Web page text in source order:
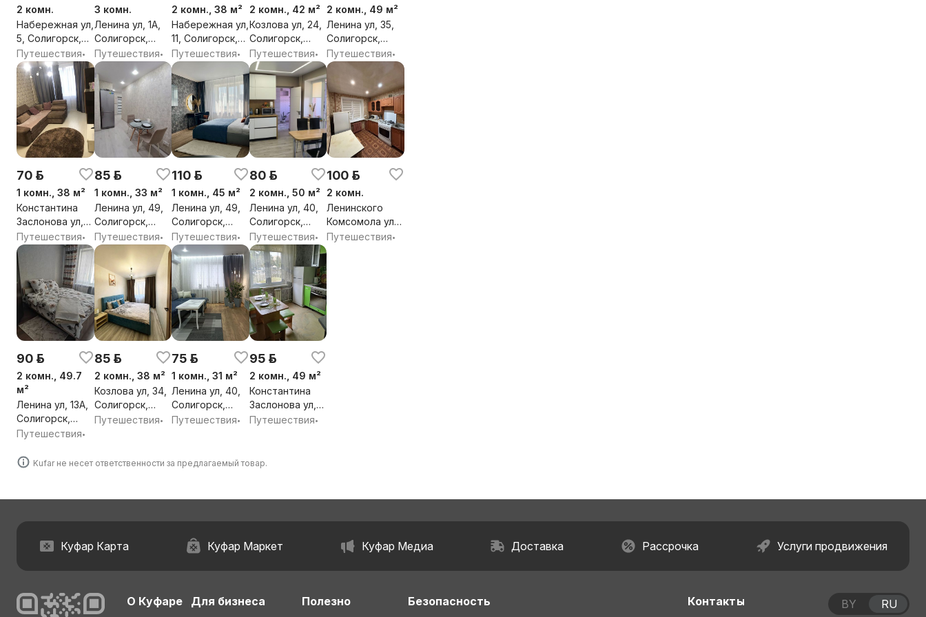
2 комн.
Набережная ул,
5, Солигорск,
Солигорский
район, Минская
обл.
Путешествия•
3 комн.
Ленина ул, 1А,
Солигорск,
Солигорский
район, Минская
обл.
Путешествия•
2 комн., 38 м²
Набережная ул,
11, Солигорск,
Солигорский
район, Минская
обл.
Путешествия•
2 комн., 42 м²
Козлова ул, 24,
Солигорск,
Солигорский
район, Минская
обл.
Путешествия•
2 комн., 49 м²
Ленина ул, 35,
Солигорск,
Солигорский
район, Минская
Путешествия•
70 р.
1 комн., 38 м²
Константина
Заслонова ул,
74, Солигорск,
Солигорский
район, Минская
обл.
Путешествия•
85 р.
1 комн., 33 м²
Ленина ул, 49,
Солигорск,
Солигорский
район, Минская
обл.
Путешествия•
110 р.
1 комн., 45 м²
Ленина ул, 49,
Солигорск,
Солигорский
район, Минская
обл.
Путешествия•
80 р.
2 комн., 50 м²
Ленина ул, 40,
Солигорск,
Солигорский
район, Минская
обл.
Путешествия•
100 р.
2 комн.
Ленинского
Комсомола ул,
30, Солигорск,
Путешествия•
90 р.
2 комн., 49.7
м²
Ленина ул, 13А,
Солигорск,
Солигорский
обл.
Путешествия•
85 р.
2 комн., 38 м²
Козлова ул, 34,
Солигорск,
Солигорский
Путешествия•
75 р.
1 комн., 31 м²
Ленина ул, 40,
Солигорск,
Солигорский
Путешествия•
95 р.
2 комн., 49 м²
Константина
Заслонова ул,
74, Солигорск,
обл.
Путешествия•
Kufar не несет ответственности за предлагаемый товар.
Куфар Карта Куфар Маркет Куфар Медиа Доставка Рассрочка Услуги продвижения
О Куфаре Для бизнеса Полезно Безопасность Контакты BY RU